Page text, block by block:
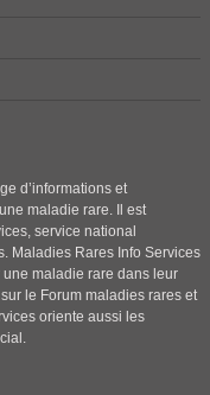
d’informations et
maladie rare. Il est
service national
Maladies Rares Info Services
maladie rare dans leur
le Forum maladies rares et
oriente aussi les